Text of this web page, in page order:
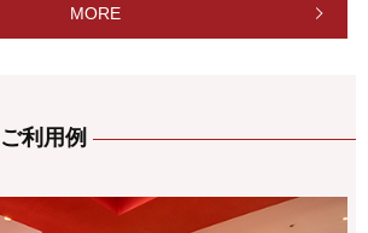
MORE
利用例